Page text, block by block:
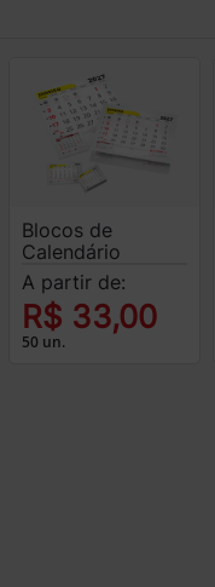
Blocos de
Calendário
A partir de:
R$ 33,00
50 un.